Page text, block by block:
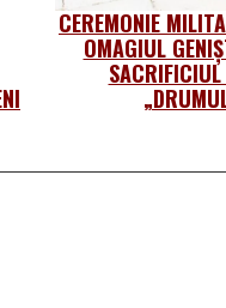
CEREMONIE
OMAGIUL